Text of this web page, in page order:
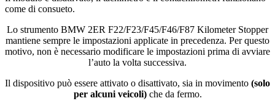
come di consueto.
Lo strumento BMW 2ER F22/F23/F45/F46/F87 Kilometer Stopper
mantiene sempre le impostazioni applicate in precedenza. Per questo
motivo, non è necessario modificare le impostazioni prima di avviare
l’auto la volta successiva.
Il dispositivo può essere attivato o disattivato, sia in movimento (solo
per alcuni veicoli)che da fermo.